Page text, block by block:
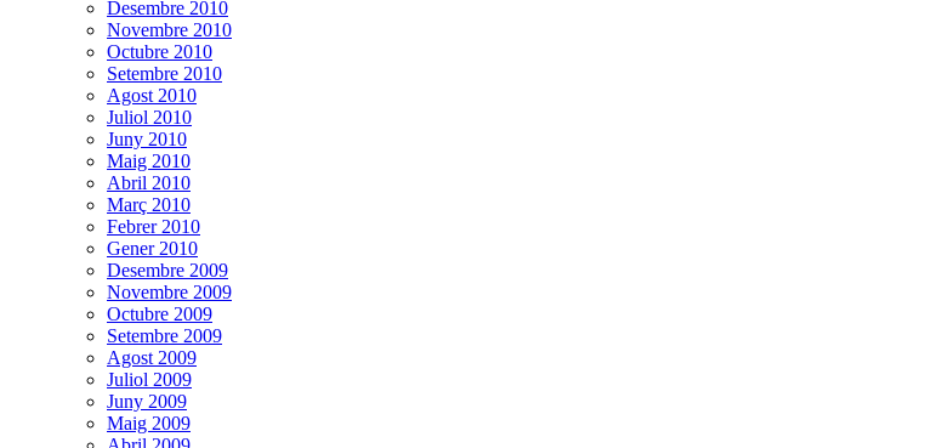
Desembre 2010
Novembre 2010
Octubre 2010
Setembre 2010
Agost 2010
Juliol 2010
Juny 2010
Maig 2010
Abril 2010
Març 2010
Febrer 2010
Gener 2010
Desembre 2009
Novembre 2009
Octubre 2009
Setembre 2009
Agost 2009
Juliol 2009
Juny 2009
Maig 2009